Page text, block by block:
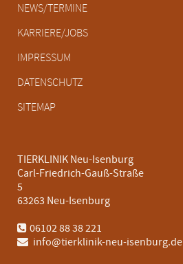
NEWS/TERMINE
KARRIERE/JOBS
IMPRESSUM
DATENSCHUTZ
SITEMAP
TIERKLINIK Neu-Isenburg
Carl-Friedrich-Gauß-Straße
5
63263 Neu-Isenburg
06102 88 38 221
info@tierklinik-neu-isenburg.de